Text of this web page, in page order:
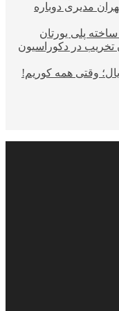
مدیری دوباره
پلی یورتان
در دکوراسیون
وقتی همه کوریم!